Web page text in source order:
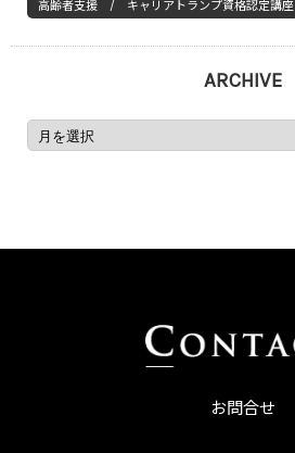
高齢者支援 / キャリアトランプ資格認定講座
ARCHIVE
お問合せ